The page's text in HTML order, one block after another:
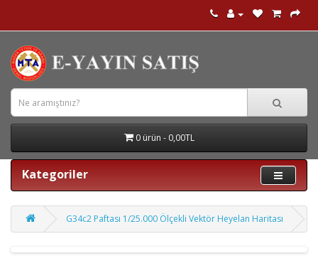
0 ürün - 0,00TL
Kategoriler
G34c2 Paftası 1/25.000 Ölçekli Vektör Heyelan Haritası